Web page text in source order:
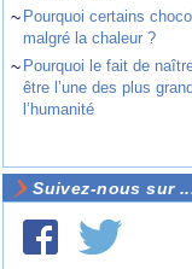
~ Pourquoi certains
malgré la chaleur ?
~ Pourquoi le fait de
être l’une des plus
l’humanité
Suivez-nous sur